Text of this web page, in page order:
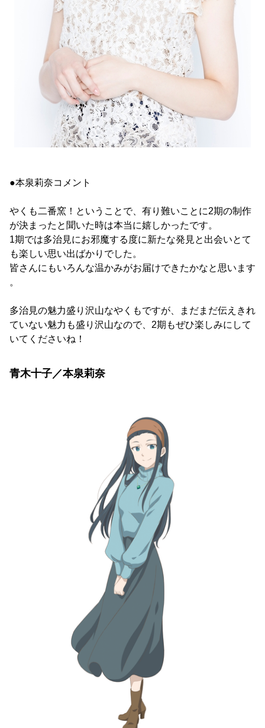
●本泉莉奈コメント
やくも二番窯！ということで、有り難いことに2期の制作
が決まったと聞いた時は本当に嬉しかったです。
1期では多治見にお邪魔する度に新たな発見と出会いとて
も楽しい思い出ばかりでした。
皆さんにもいろんな温かみがお届けできたかなと思います
。
多治見の魅力盛り沢山なやくもですが、まだまだ伝えきれ
ていない魅力も盛り沢山なので、2期もぜひ楽しみにして
いてくださいね！
青木十子／本泉莉奈